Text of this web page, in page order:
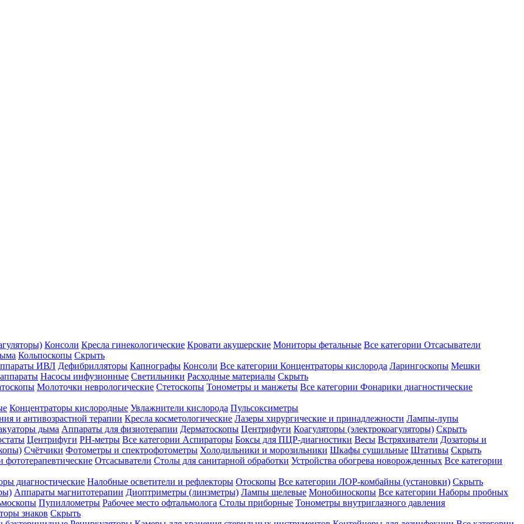
Консоли Кресла гинекологические Кровати акушерские Мониторы фетальные Все категории Отсасыватели
Кольпоскопы Скрыть
ИВЛ Дефибрилляторы Капнографы Консоли Все категории Концентраторы кислорода Ларингоскопы Мешки
Насосы инфузионные Светильники Расходные материалы Скрыть
Молоточки неврологические Стетоскопы Тонометры и манжеты Все категории Фонарики диагностические
Концентраторы кислородные Увлажнители кислорода Пульсоксиметры
и антивозрастной терапии Кресла косметологические Лазеры хирургические и принадлежности Лампы-лупы
дыма Аппараты для физиотерапии Дерматоскопы Центрифуги Коагуляторы (электрокоагуляторы) Скрыть
Центрифуги PH-метры Все категории Аспираторы Боксы для ПЦР-диагностики Весы Встряхиватели Дозаторы и
Счётчики Фотометры и спектрофотометры Холодильники и морозильники Шкафы сушильные Штативы Скрыть
фототерапевтические Отсасыватели Столы для санитарной обработки Устройства обогрева новорожденных Все категории
диагностические Налобные осветители и рефлекторы Отоскопы Все категории ЛОР-комбайны (установки) Скрыть
Аппараты магнитотерапии Диоптриметры (линзметры) Лампы щелевые Монобиноскопы Все категории Наборы пробных
Пупиллометры Рабочее место офтальмолога Столы приборные Тонометры внутриглазного давления
знаков Скрыть